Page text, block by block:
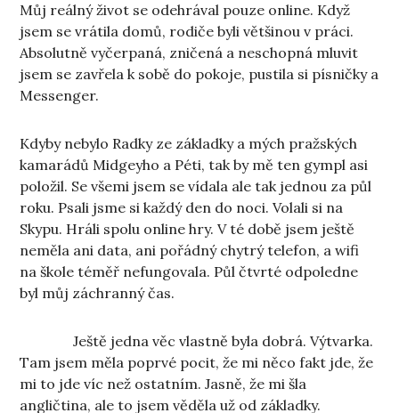
Můj reálný život se odehrával pouze online. Když
jsem se vrátila domů, rodiče byli většinou v práci.
Absolutně vyčerpaná, zničená a neschopná mluvit
jsem se zavřela k sobě do pokoje, pustila si písničky a
Messenger.
Kdyby nebylo Radky ze základky a mých pražských
kamarádů Midgeyho a Péti, tak by mě ten gympl asi
položil. Se všemi jsem se vídala ale tak jednou za půl
roku. Psali jsme si každý den do noci. Volali si na
Skypu. Hráli spolu online hry. V té době jsem ještě
neměla ani data, ani pořádný chytrý telefon, a wifi
na škole téměř nefungovala. Půl čtvrté odpoledne
byl můj záchranný čas.
Ještě jedna věc vlastně byla dobrá. Výtvarka.
Tam jsem měla poprvé pocit, že mi něco fakt jde, že
mi to jde víc než ostatním. Jasně, že mi šla
angličtina, ale to jsem věděla už od základky.